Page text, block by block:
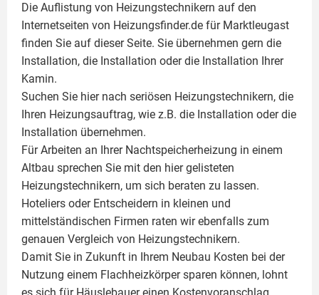
Die Auflistung von Heizungstechnikern auf den
Internetseiten von Heizungsfinder.de für Marktleugast
finden Sie auf dieser Seite. Sie übernehmen gern die
Installation, die Installation oder die Installation Ihrer
Kamin.
Suchen Sie hier nach seriösen Heizungstechnikern, die
Ihren Heizungsauftrag, wie z.B. die Installation oder die
Installation übernehmen.
Für Arbeiten an Ihrer Nachtspeicherheizung in einem
Altbau sprechen Sie mit den hier gelisteten
Heizungstechnikern, um sich beraten zu lassen.
Hoteliers oder Entscheidern in kleinen und
mittelständischen Firmen raten wir ebenfalls zum
genauen Vergleich von Heizungstechnikern.
Damit Sie in Zukunft in Ihrem Neubau Kosten bei der
Nutzung einem Flachheizkörpersparen können, lohnt